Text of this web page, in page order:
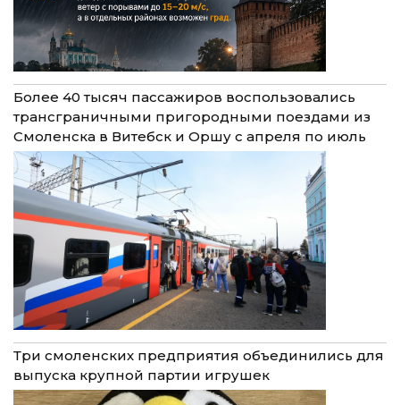
Более 40 тысяч пассажиров воспользовались
трансграничными пригородными поездами из
Смоленска в Витебск и Оршу с апреля по июль
Три смоленских предприятия объединились для
выпуска крупной партии игрушек